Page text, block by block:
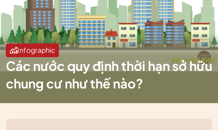
Infographic
Các nước quy định thời hạn sở hữu
chung cư như thế nào?